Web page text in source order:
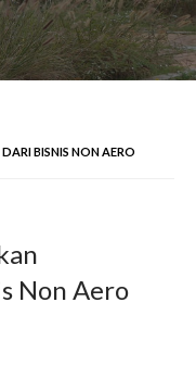
BISNIS NON AERO
Non Aero